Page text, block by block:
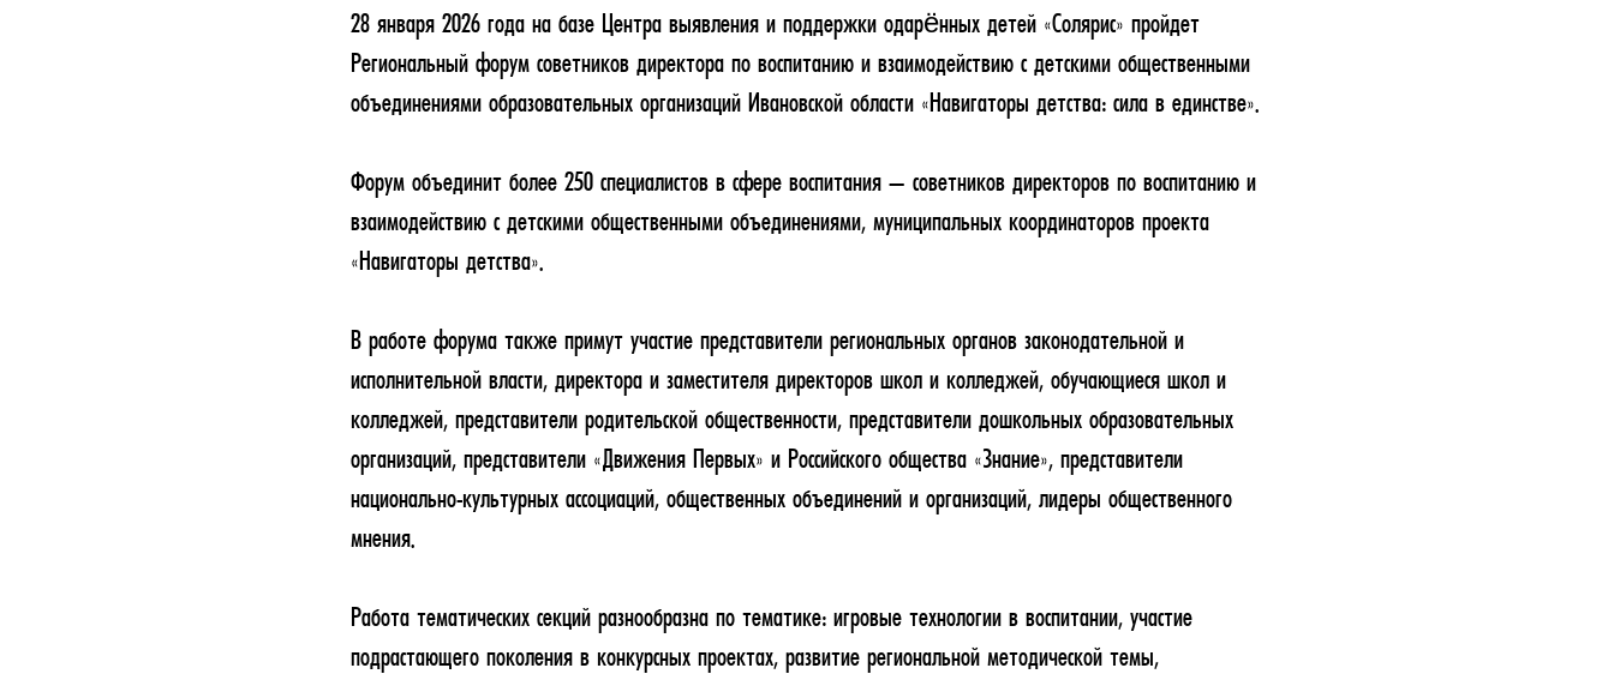
28 января 2026 года на базе Центра выявления и поддержки одарённых детей «Солярис» пройдет
Региональный форум советников директора по воспитанию и взаимодействию с детскими общественными
объединениями образовательных организаций Ивановской области «Навигаторы детства: сила в единстве».
Форум объединит более 250 специалистов в сфере воспитания — советников директоров по воспитанию и
взаимодействию с детскими общественными объединениями, муниципальных координаторов проекта
«Навигаторы детства».
В работе форума также примут участие представители региональных органов законодательной и
исполнительной власти, директора и заместителя директоров школ и колледжей, обучающиеся школ и
колледжей, представители родительской общественности, представители дошкольных образовательных
организаций, представители «Движения Первых» и Российского общества «Знание», представители
национально-культурных ассоциаций, общественных объединений и организаций, лидеры общественного
мнения.
Работа тематических секций разнообразна по тематике: игровые технологии в воспитании, участие
подрастающего поколения в конкурсных проектах, развитие региональной методической темы,